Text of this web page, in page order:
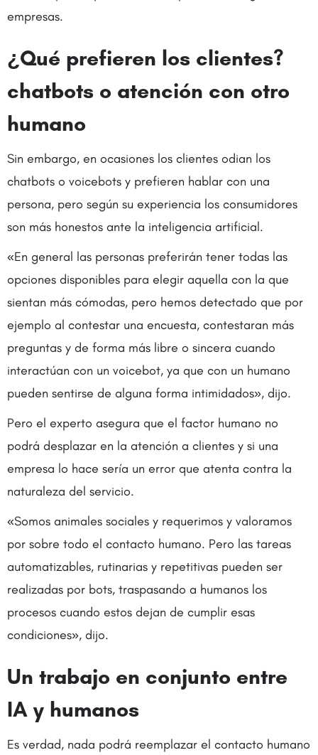
empresas.
¿Qué prefieren los clientes?
chatbots o atención con otro
humano
Sin embargo, en ocasiones los clientes odian los
chatbots o voicebots y prefieren hablar con una
persona, pero según su experiencia los consumidores
son más honestos ante la inteligencia artificial.
«En general las personas preferirán tener todas las
opciones disponibles para elegir aquella con la que
sientan más cómodas, pero hemos detectado que por
ejemplo al contestar una encuesta, contestaran más
preguntas y de forma más libre o sincera cuando
interactúan con un voicebot, ya que con un humano
pueden sentirse de alguna forma intimidados», dijo.
Pero el experto asegura que el factor humano no
podrá desplazar en la atención a clientes y si una
empresa lo hace sería un error que atenta contra la
naturaleza del servicio.
«Somos animales sociales y requerimos y valoramos
por sobre todo el contacto humano. Pero las tareas
automatizables, rutinarias y repetitivas pueden ser
realizadas por bots, traspasando a humanos los
procesos cuando estos dejan de cumplir esas
condiciones», dijo.
Un trabajo en conjunto entre
IA y humanos
Es verdad, nada podrá reemplazar el contacto humano